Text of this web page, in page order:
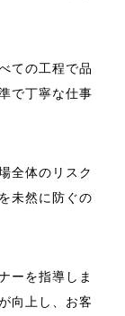
ての工程で品
で丁寧な仕事
全体のリスク
未然に防ぐの
ーを指導しま
向上し、お客